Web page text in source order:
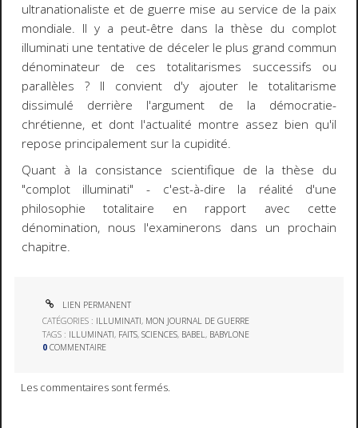
ultranationaliste et de guerre mise au service de la paix
mondiale. Il y a peut-être dans la thèse du complot
illuminati une tentative de déceler le plus grand commun
dénominateur de ces totalitarismes successifs ou
parallèles ? Il convient d'y ajouter le totalitarisme
dissimulé derrière l'argument de la démocratie-
chrétienne, et dont l'actualité montre assez bien qu'il
repose principalement sur la cupidité.
Quant à la consistance scientifique de la thèse du
"complot illuminati" - c'est-à-dire la réalité d'une
philosophie totalitaire en rapport avec cette
dénomination, nous l'examinerons dans un prochain
chapitre.
LIEN PERMANENT
CATÉGORIES : ILLUMINATI, MON JOURNAL DE GUERRE
TAGS : ILLUMINATI, FAITS,SCIENCES, BABEL, BABYLONE
0 COMMENTAIRE
Les commentaires sont fermés.